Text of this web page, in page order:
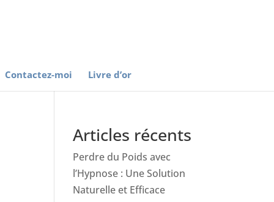
Contactez-moi Livre d’or
Articles récents
Perdre du Poids avec
l’Hypnose : Une Solution
Naturelle et Efficace